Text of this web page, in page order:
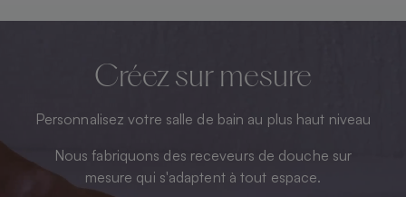
Créez sur mesure
Personnalisez votre salle de bain au plus haut niveau
Nous fabriquons des receveurs de douche sur
mesure qui s'adaptent à tout espace.